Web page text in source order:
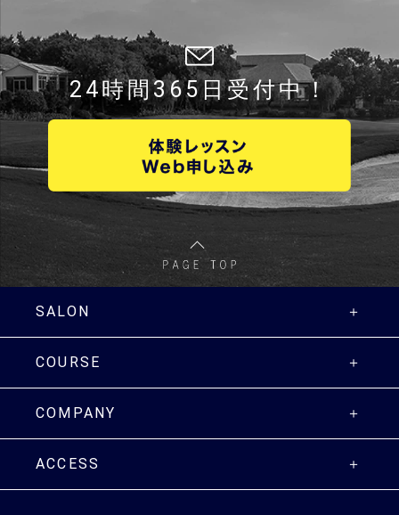
24時間365日受付中！
SALON
COURSE
COMPANY
ACCESS